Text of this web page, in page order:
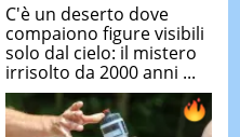
C'è un deserto dove
compaiono figure visibili
solo dal cielo: il mistero
irrisolto da 2000 anni ...